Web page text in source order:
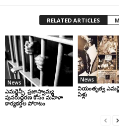
RELATED ARTICLES
News
ఎమర్జెన్సీ: ప్రజాస్వామ్య
పునరుద్ధరణ కోసం మహిళా
కార్యకర్తల పోరాటం
News
నియంతృత్వ
ఏళ్లు